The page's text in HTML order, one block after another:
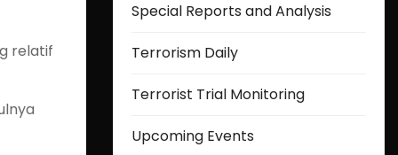
relatif
Special Reports and Analysis
Terrorism Daily
Terrorist Trial Monitoring
Upcoming Events